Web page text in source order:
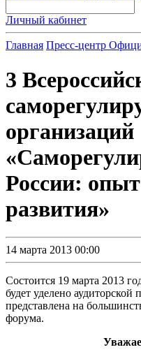
Личный кабинет
Главная Пресс-центр
3
организаций
России:
развития»
14 марта 2013 00:00
Состоится 19 марта 2013
будет уделено аудиторской
представлена на
форума.